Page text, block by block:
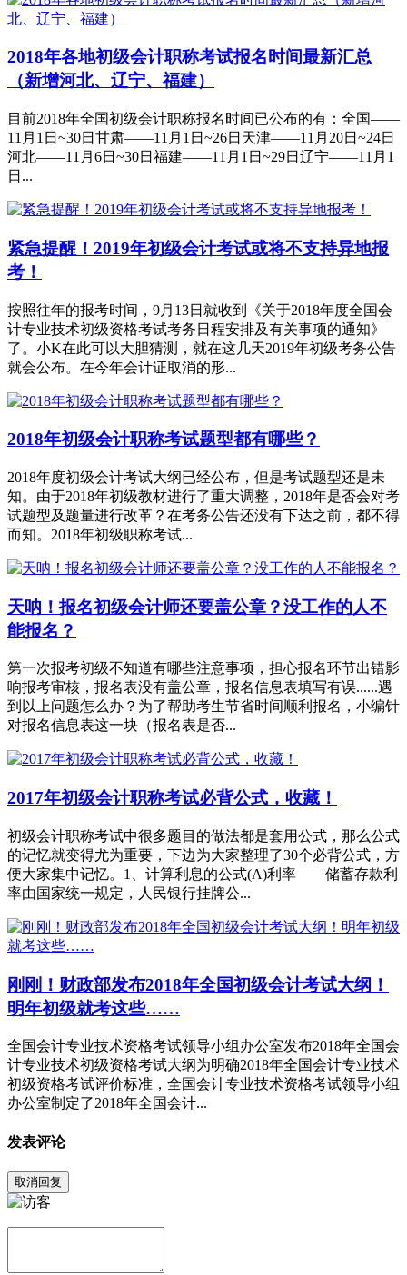
2018年各地初级会计职称考试报名时间最新汇总
（新增河北、辽宁、福建）
目前2018年全国初级会计职称报名时间已公布的有：全国——
11月1日~30日甘肃——11月1日~26日天津——11月20日~24日
河北——11月6日~30日福建——11月1日~29日辽宁——11月1
日...
紧急提醒！2019年初级会计考试或将不支持异地报
考！
按照往年的报考时间，9月13日就收到《关于2018年度全国会
计专业技术初级资格考试考务日程安排及有关事项的通知》
了。小K在此可以大胆猜测，就在这几天2019年初级考务公告
就会公布。在今年会计证取消的形...
2018年初级会计职称考试题型都有哪些？
2018年度初级会计考试大纲已经公布，但是考试题型还是未
知。由于2018年初级教材进行了重大调整，2018年是否会对考
试题型及题量进行改革？在考务公告还没有下达之前，都不得
而知。2018年初级职称考试...
天呐！报名初级会计师还要盖公章？没工作的人不
能报名？
第一次报考初级不知道有哪些注意事项，担心报名环节出错影
响报考审核，报名表没有盖公章，报名信息表填写有误......遇
到以上问题怎么办？为了帮助考生节省时间顺利报名，小编针
对报名信息表这一块（报名表是否...
2017年初级会计职称考试必背公式，收藏！
初级会计职称考试中很多题目的做法都是套用公式，那么公式
的记忆就变得尤为重要，下边为大家整理了30个必背公式，方
便大家集中记忆。1、计算利息的公式(A)利率 储蓄存款利
率由国家统一规定，人民银行挂牌公...
刚刚！财政部发布2018年全国初级会计考试大纲！
明年初级就考这些……
全国会计专业技术资格考试领导小组办公室发布2018年全国会
计专业技术初级资格考试大纲为明确2018年全国会计专业技术
初级资格考试评价标准，全国会计专业技术资格考试领导小组
办公室制定了2018年全国会计...
发表评论
取消回复